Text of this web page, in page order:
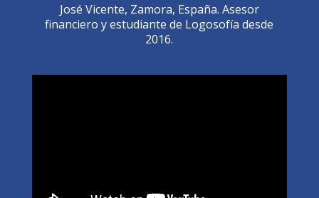
José Vicente, Zamora, España. Asesor
financiero y estudiante de Logosofía desde
2016.